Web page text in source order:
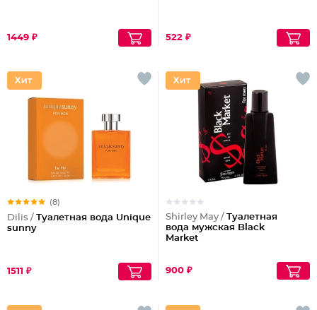
1449 ₽ 522 ₽
(8)
Dilis / Туалетная вода Unique
sunny
1511 ₽
Shirley May / Туалетная
вода мужская Black
Market
900 ₽